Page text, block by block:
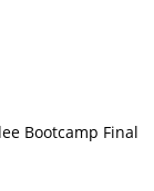
Bootcamp Final